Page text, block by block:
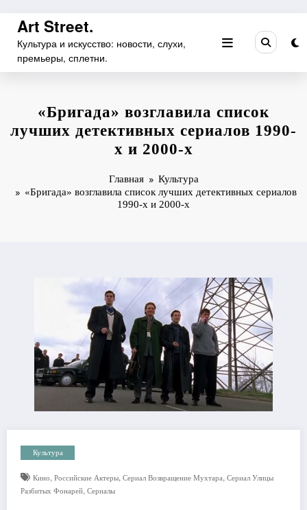
Перейти
содержимому
Art Street.
Культура и искусство: новости, слухи,
премьеры, сплетни.
«Бригада» возглавила список
лучших детективных сериалов 1990-
х и 2000-х
Главная
Культура
«Бригада» возглавила список лучших детективных сериалов
1990-х и 2000-х
Культура
Кино, Российские Актеры, Сериал Возвращение Мухтара, Сериал Улицы
Разбитых Фонарей, Сериалы